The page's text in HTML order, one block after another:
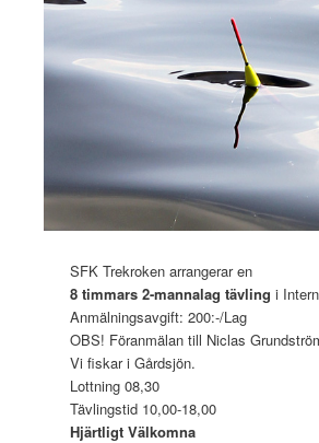
SFK Trekroken arrangerar en
8 timmars 2-mannalag tävling i
Anmälningsavgift: 200:-/Lag
OBS! Föranmälan till Niclas
Vi fiskar i Gårdsjön.
Lottning 08,30
Tävlingstid 10,00-18,00
Hjärtligt Välkomna